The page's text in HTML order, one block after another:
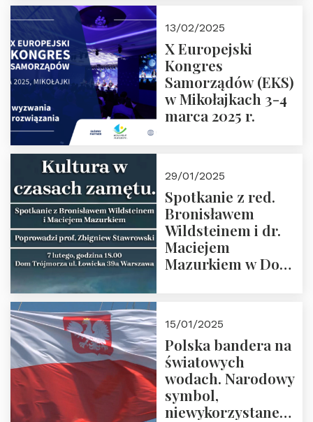
Zapraszamy
13/02/2025
X Europejski
Kongres
Samorządów (EKS)
w Mikołajkach 3-4
marca 2025 r.
29/01/2025
Spotkanie z red.
Bronisławem
Wildsteinem i dr.
Maciejem
Mazurkiem w Domu
Prowadzi prof.
Zbigniew
Stawrowski
15/01/2025
Polska bandera na
światowych
wodach. Narodowy
symbol,
niewykorzystane